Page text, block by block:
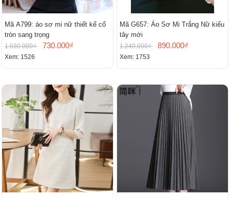
Mã A799: áo sơ mi nữ thiết kế cổ
tròn sang trọng
1.030.000₫ 730.000₫
Xem: 1526
Mã G657: Áo Sơ Mi Trắng Nữ kiểu
tây mới
1.240.000₫ 890.000₫
Xem: 1753